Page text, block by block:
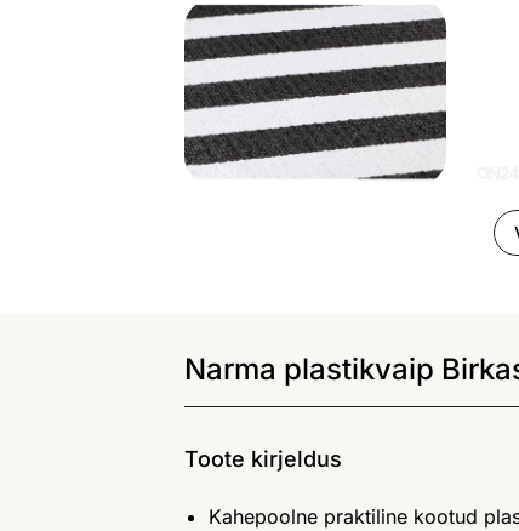
Narma plastikvaip
Toote kirjeldus
Kahepoolne praktiline kootud